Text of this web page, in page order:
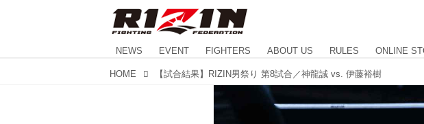
NEWS EVENT FIGHTERS ABOUT US RULES ONLINE
HOME 【試合結果】RIZIN男祭り 第8試合／神龍誠 vs. 伊藤裕樹